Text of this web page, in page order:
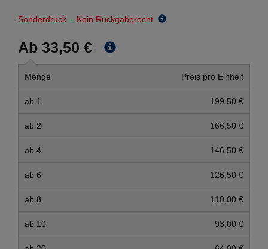
Sonderdruck - Kein Rückgaberecht
Ab 33,50 €
Menge Preis pro Einheit
ab 1 199,50 €
ab 2 166,50 €
ab 4 146,50 €
ab 6 126,50 €
ab 8 110,00 €
ab 10 93,00 €